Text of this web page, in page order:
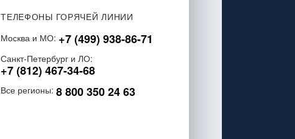
ТЕЛЕФОНЫ ГОРЯЧЕЙ ЛИНИИ
Москва и МО: +7 (499) 938-86-71
Санкт-Петербург и ЛО:
+7 (812) 467-34-68
Все регионы:8 800 350 24 63